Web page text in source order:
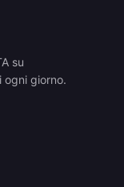
su
ogni giorno.